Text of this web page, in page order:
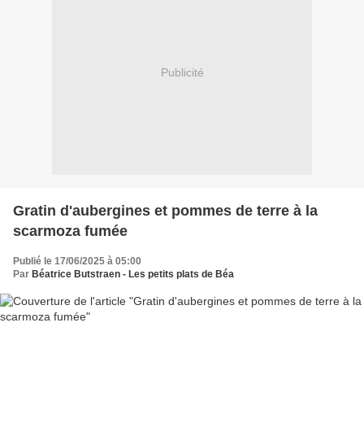
Publicité
Gratin d'aubergines et pommes de terre à la
scarmoza fumée
Publié le 17/06/2025 à 05:00
Par Béatrice Butstraen - Les petits plats de Béa